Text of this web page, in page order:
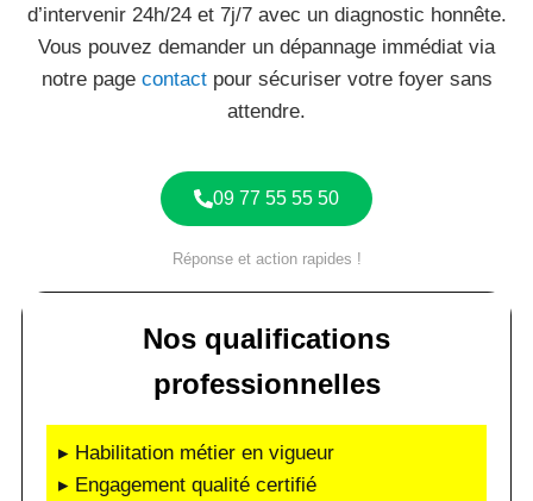
d’intervenir 24h/24 et 7j/7 avec un diagnostic honnête.
Vous pouvez demander un dépannage immédiat via
notre page contactpour sécuriser votre foyer sans
attendre.
09 77 55 55 50
Réponse et action rapides !
Nos qualifications
professionnelles
▸ Habilitation métier en vigueur
▸ Engagement qualité certifié